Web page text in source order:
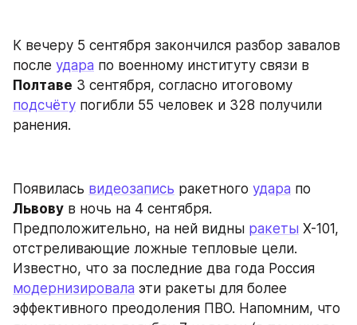
К вечеру 5 сентября закончился разбор завалов
после удара
Полтаве
подсчёту погибли 55 человек и 328 получили
ранения.
Появилась видеозапись ракетного удара
Львову в ночь на 4 сентября.
Предположительно, на ней видны ракеты Х-101,
отстреливающие ложные тепловые цели.
модернизировала эти ракеты для более
эффективного преодоления ПВО. Напомним, что